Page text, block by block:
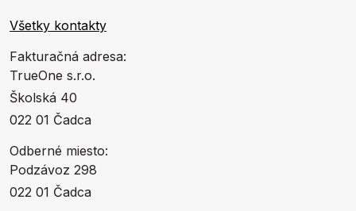
Všetky kontakty
Fakturačná adresa:
TrueOne s.r.o.
Školská 40
022 01 Čadca
Odberné miesto:
Podzávoz 298
022 01 Čadca